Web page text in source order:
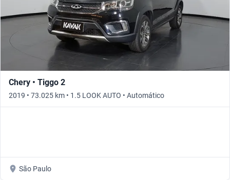
Chery • Tiggo 2
2019 • 73.025 km • 1.5 LOOK AUTO • Automático
São Paulo